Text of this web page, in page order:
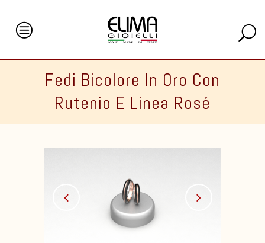
Fedi Bicolore In Oro Con
Rutenio E Linea Rosé